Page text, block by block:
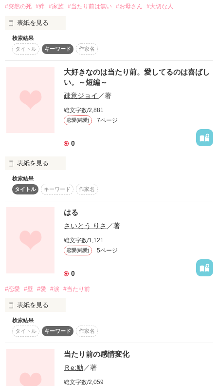
タイトル キーワード 作家名 表紙コメント
あらすじ
ジャンル
全て 完結
長編 中編
コンテスト
超短編！フェチから始まる溺愛コンテスト
スターツ出版小説投稿サイト合同企画「1話からの長編大
賞」ベリーズカフェ会場
動画あり
#突然の死 #絆 #家族 #当たり前は無い #お母さん #大切な人
表紙を見る
いつもそばにいて当たり前の人が、ある日突然いなくなった
ら・・・
ひとは、はじめて
生まれ変わるのかもしれません
作品を読む
検索結果
タイトル
キーワード 作家名
大好きなのは当たり前。愛してるのは喜ばし
い。～短編～
疎意ジョイ ／著
総文字数/2,881
恋愛(純愛) 7ページ
0
表紙を見る
大好きな人との物語。
いろんな短編を詰め込もうと思っています！！
お楽しみに！！！
あんまり文を書くのは上手じゃありませんが…。
検索結果
タイトル
キーワード 作家名
はる
さいとう りさ ／著
総文字数/1,121
恋愛(純愛) 5ページ
0
#恋愛 #壁 #愛 #涙 #当たり前
表紙を見る
皆さんには大切な人はいるでしょうか。
家族でも恋人でも友達でも
いつも一緒にいれることが
当たり前じゃないこと。
検索結果
タイトル
キーワード 作家名
当たり前の感情変化
Ｒe:励／著
総文字数/2,059